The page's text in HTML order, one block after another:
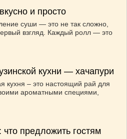
и просто
суши — это не так сложно,
взгляд. Каждый ролл — это
кухни — хачапури
кухня – это настоящий рай для
ароматными специями,
предложить гостям